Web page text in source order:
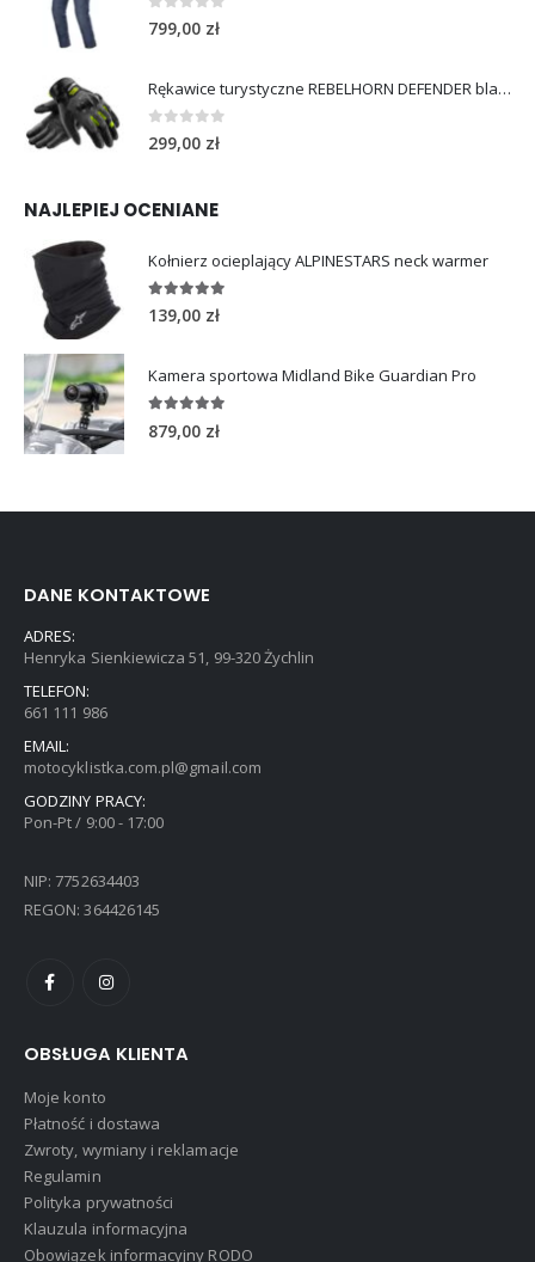
0out of 5
799,00 zł
Rękawice turystyczne REBELHORN DEFENDER black yellow fluo
0 out of 5
299,00 zł
NAJLEPIEJ OCENIANE
Kołnierz ocieplający ALPINESTARS neck warmer
5.00out of 5
139,00 zł
Kamera sportowa Midland Bike Guardian Pro
out of 5
879,00 zł
DANE KONTAKTOWE
ADRES:
Henryka Sienkiewicza 51, 99-320 Żychlin
TELEFON:
661 111 986
EMAIL:
motocyklistka.com.pl@gmail.com
GODZINY PRACY:
Pon-Pt / 9:00 - 17:00
NIP: 7752634403
REGON: 364426145
OBSŁUGA KLIENTA
Moje konto
Płatność i dostawa
Zwroty, wymiany i reklamacje
Regulamin
Polityka prywatności
Klauzula informacyjna
Obowiązek informacyjny RODO